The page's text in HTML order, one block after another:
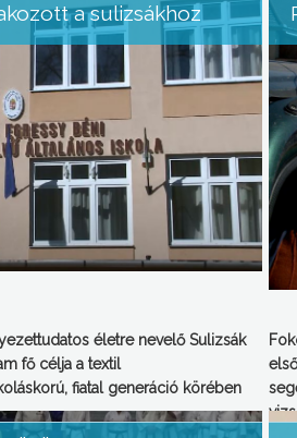
a sulizsákhoz
életre nevelő Sulizsák
fő célja a textil
fiatal generáció körében